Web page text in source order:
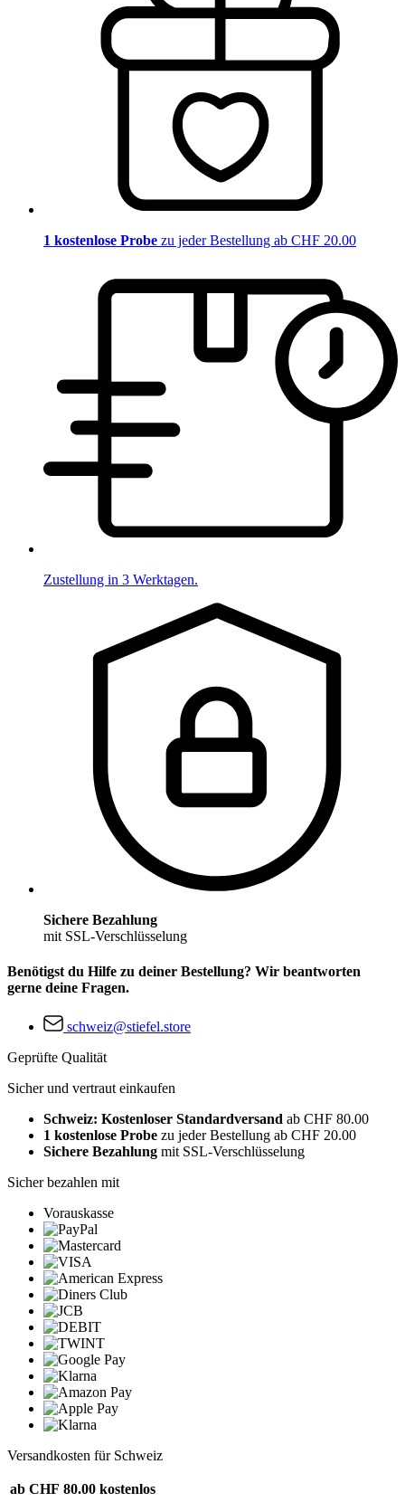
1 kostenlose Probe zu jeder Bestellung ab CHF 20.00
Zustellung in 3 Werktagen.
Sichere Bezahlung
mit SSL-Verschlüsselung
Benötigst du Hilfe zu deiner Bestellung? Wir beantworten
gerne deine Fragen.
schweiz@stiefel.store
Geprüfte Qualität
Sicher und vertraut einkaufen
Schweiz: Kostenloser Standardversand ab CHF 80.00
1 kostenlose Probe zu jeder Bestellung ab CHF 20.00
Sichere Bezahlung mit SSL-Verschlüsselung
Sicher bezahlen mit
Vorauskasse
Versandkosten für Schweiz
ab CHF 80.00 kostenlos